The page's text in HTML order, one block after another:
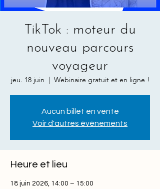
TikTok : moteur du
nouveau parcours
voyageur
jeu. 18 juin
  |
Webinaire gratuit et en ligne !
Aucun billet en vente
Voir d'autres événements
Heure et lieu
18 juin 2026, 14:00 – 15:00